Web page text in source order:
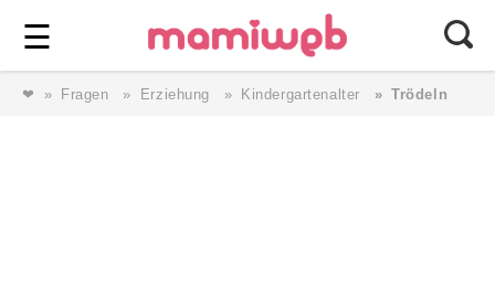
☰ ⎯ Wir lieben Familie ⎯
❤ Fragen Erziehung Kindergartenalter Trödeln